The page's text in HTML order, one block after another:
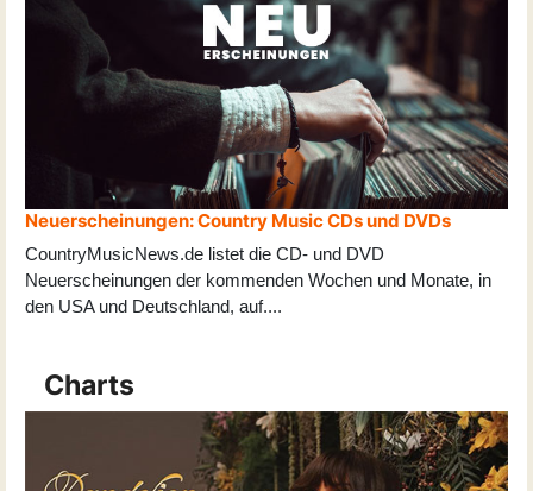
Neuerscheinungen: Country Music CDs und DVDs
CountryMusicNews.de listet die CD- und DVD
Neuerscheinungen der kommenden Wochen und Monate, in
den USA und Deutschland, auf....
Charts